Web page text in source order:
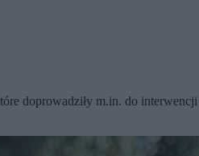
doprowadziły m.in. do